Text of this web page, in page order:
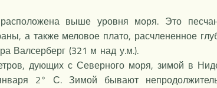
расположена выше уровня моря. Это
а также меловое плато, расчлененное
Валсерберг (321 м над у.м.).
дующих с Северного моря, зимой в
2° С. Зимой бывают